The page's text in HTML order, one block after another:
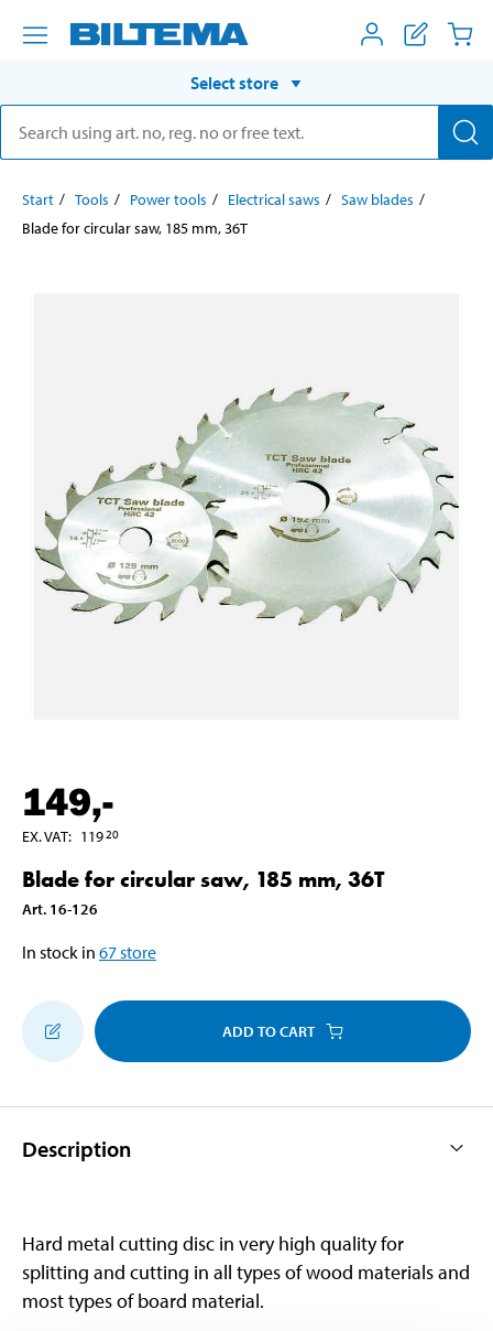
Select store
Start Tools Power tools Electrical saws
Saw blades
Blade for circular saw, 185 mm, 36T
149,-
EX. VAT: 11920
Blade for circular saw, 185 mm, 36T
Art. 16-126
In stock in 67store
ADD TO CART
Description
Hard metal cutting disc in very high quality for
splitting and cutting in all types of wood materials and
most types of board material.